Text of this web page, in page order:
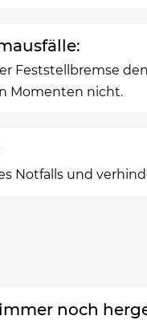
Feststellbremse
Momenten nicht.
Notfalls und
noch